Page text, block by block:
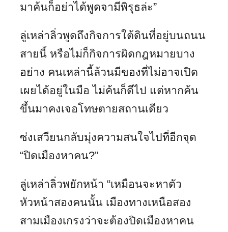
มาค้นก็อย่าได้พูดจามีพิรุธล่ะ”
ลู่เหล่าลิ่วพูดถึงกิจการใต้ดินที่อยู่บนถนน
สายนี้ หรือไม่ก็กิจการผิดกฎหมายบาง
อย่าง คนเหล่านี้ล้วนมีของที่ไม่อาจเปิด
เผยได้อยู่ในมือ ไม่ค้นก็ดีไป แต่หากค้น
ขึ้นมาคงเจอโทษตายสถานเดียว
ซ่งเสวียนกลับมุ่งความสนใจไปที่อีกจุด
“ปิดเมืองหาคน?”
ลู่เหล่าลิ่วพยักหน้า “เหมือนจะหาตัว
หัวหน้าสองคนนั้น เมืองทางเหนือสอง
สามเมืองเกรงว่าจะต้องปิดเมืองหาคน